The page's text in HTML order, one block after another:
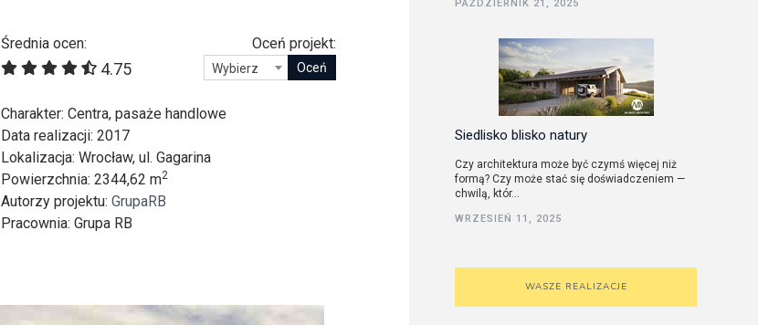
Prawo autorskie
Średnia ocen:
4.75
Oceń projekt:
Wybierz
Charakter: Centra, pasaże handlowe
Data realizacji: 2017
Lokalizacja: Wrocław, ul. Gagarina
Powierzchnia: 2344,62 m2
Autorzy projektu: GrupaRB
Pracownia: Grupa RB
PAŹDZIERNIK 21, 2025
Siedlisko blisko natury
Czy architektura może być czymś więcej niż
formą? Czy może stać się doświadczeniem —
chwilą, któr...
WRZESIEŃ 11, 2025
WASZE REALIZACJE